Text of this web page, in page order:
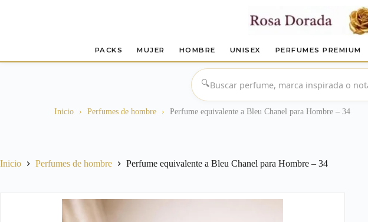
PACKS MUJER HOMBRE UNISEX PERFUMES PREMIUM
🔍
Inicio › Perfumes de hombre › Perfume equivalente a Bleu Chanel para Hombre – 34
Inicio Perfumes de hombre Perfume equivalente a Bleu Chanel para Hombre – 34